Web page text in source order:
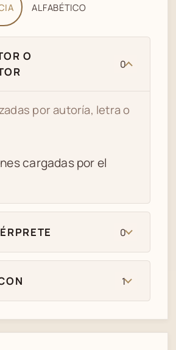
ALFABÉTICO
O
0
por autoría, letra o
cargadas por el
0
1